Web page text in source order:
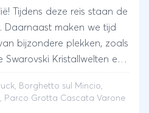
Tijdens deze reis staan de
Daarnaast maken we tijd
bijzondere plekken, zoals
Kristallwelten en
Daarna reizen we
Borghetto sul Mincio,
Parco Grotta Cascata Varone